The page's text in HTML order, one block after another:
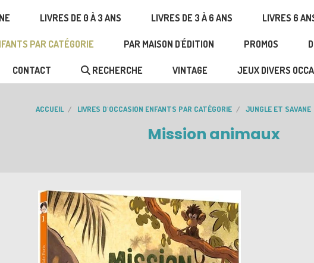
LIVRES DE 0 À 3 ANS LIVRES DE 3 À 6 ANS LIVRES 6
PAR CATÉGORIE PAR MAISON D'ÉDITION PROMOS
CONTACT RECHERCHE VINTAGE JEUX DIVERS
ACCUEIL LIVRES D'OCCASION ENFANTS PAR CATÉGORIE JUNGLE ET SAVANE
Mission animaux